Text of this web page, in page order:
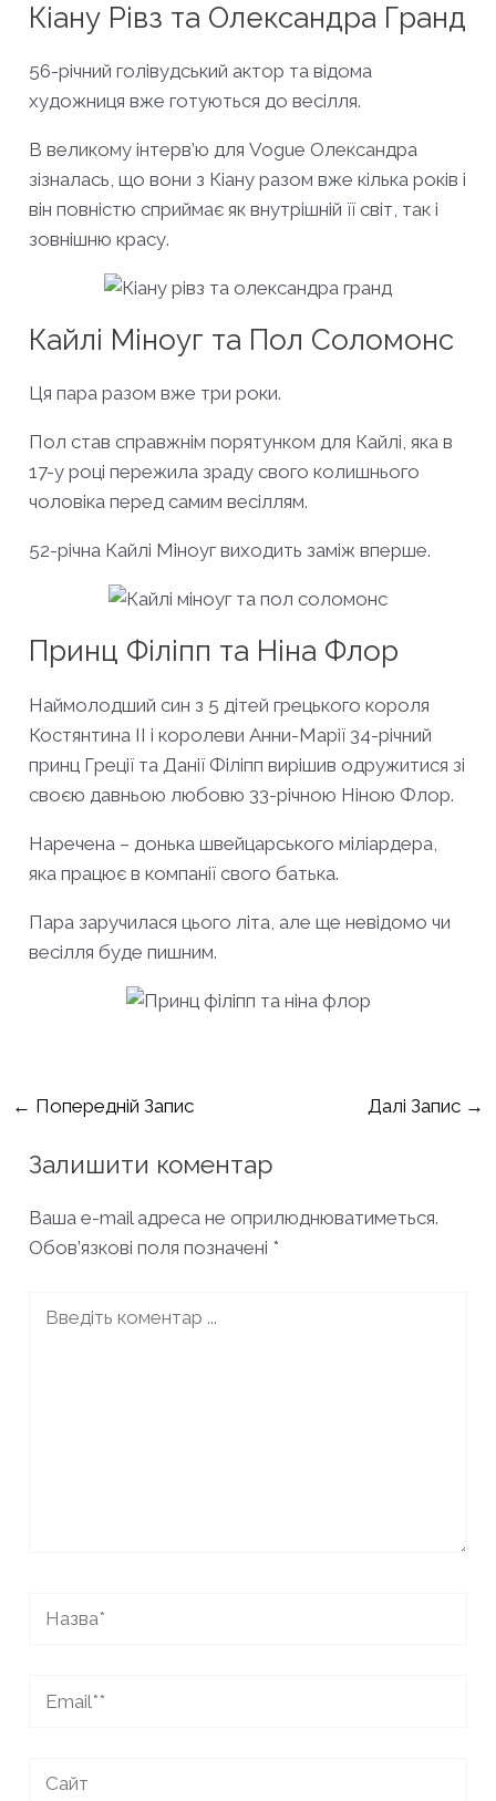
Кіану Рівз та Олександра Гранд
56-річний голівудський актор та відома
художниця вже готуються до весілля.
В великому інтерв’ю для Vogue Олександра
зізналась, що вони з Кіану разом вже кілька років і
він повністю сприймає як внутрішній її світ, так і
зовнішню красу.
Кайлі Міноуг та Пол Соломонс
Ця пара разом вже три роки.
Пол став справжнім порятунком для Кайлі, яка в
17-у році пережила зраду свого колишнього
чоловіка перед самим весіллям.
52-річна Кайлі Міноуг виходить заміж вперше.
Принц Філіпп та Ніна Флор
Наймолодший син з 5 дітей грецького короля
Костянтина ІІ і королеви Анни-Марії 34-річний
принц Греції та Данії Філіпп вирішив одружитися зі
своєю давньою любовю 33-річною Ніною Флор.
Наречена – донька швейцарського міліардера,
яка працює в компанії свого батька.
Пара заручилася цього літа, але ще невідомо чи
весілля буде пишним.
Навігація
запису
← Попередній Запис Далі Запис →
Залишити коментар
Ваша e-mail адреса не оприлюднюватиметься.
Обов’язкові поля позначені *
Сайт